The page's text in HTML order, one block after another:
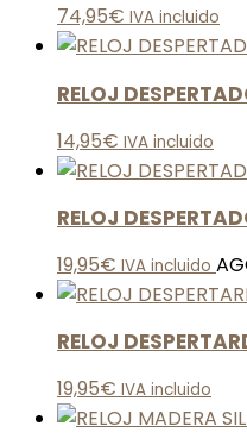
74,95€ IVA incluido
RELOJ
14,95€ IVA incluido
RELOJ
19,95€ IVA incluido
RELOJ
19,95€ IVA incluido